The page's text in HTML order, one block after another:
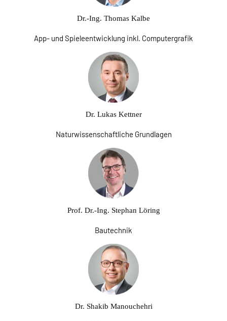
Dr.-Ing. Thomas Kalbe
App- und Spieleentwicklung inkl. Computergrafik
Dr. Lukas Kettner
Naturwissenschaftliche Grundlagen
Prof. Dr.-Ing. Stephan Löring
Bautechnik
Dr. Shakib Manouchehri